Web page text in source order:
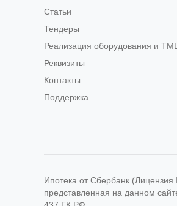
Статьи
Тендеры
Реализация оборудования и
Реквизиты
Контакты
Поддержка
Ипотека от Сбербанк
представленная на данном